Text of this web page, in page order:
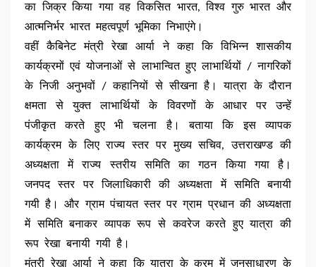
का जिक्र किया गया वह विकसित भारत, विश्व गुरु भारत और
आत्मनिर्भर भारत महत्वपूर्ण भूमिका निभाएंगे।
वहीं कैबिनेट मंत्री रेखा आर्या ने कहा कि विभिन्न शासकीय
कार्यक्रमों एवं योजनाओं से लाभान्वित हुए लाभार्थियों / नागरिकों
के निजी अनुभवों / कहानियों से सीखना है। यात्रा के दौरान
क्षमता से युक्त लाभार्थियों के विवरणों के आधार पर उन्हें
पंजीकृत करते हुए भी चलना है। बताया कि इस व्यापक
कार्यक्रम के लिए राज्य स्तर पर मुख्य सचिव, उत्तराखण्ड की
अध्यक्षता में राज्य स्तरीय समिति का गठन किया गया है।
जनपद स्तर पर जिलाधिकारी की अध्यक्षता में समिति बनायी
गयी है। और ग्राम पंचायत स्तर पर ग्राम प्रधान की अध्यक्षता
में समिति बनाकर व्यापक रूप से कवरेज करते हुए यात्रा की
रूप रेखा बनायी गयी है।
मंत्री रेखा आर्या ने कहा कि यात्रा के क्रम में जनसाधारण के